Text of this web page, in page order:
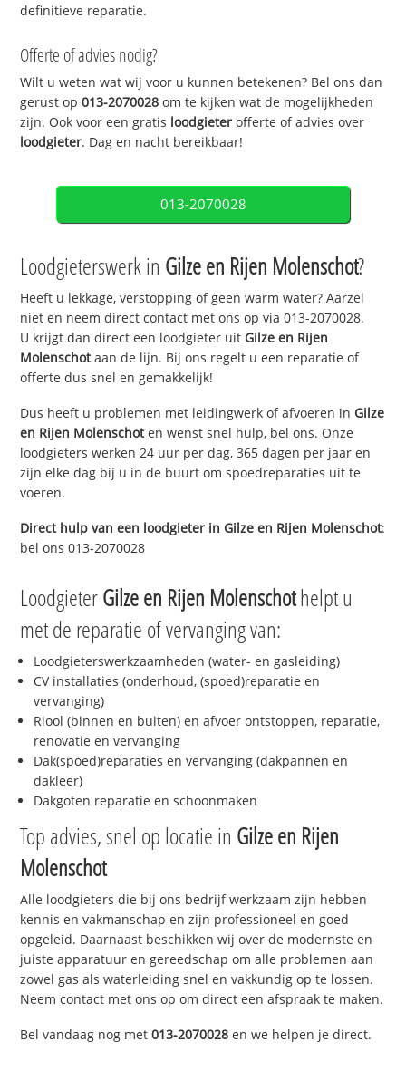
definitieve reparatie.
Offerte of advies nodig?
Wilt u weten wat wij voor u kunnen betekenen? Bel ons dan
gerust op013-2070028 om te kijken wat de mogelijkheden
zijn. Ook voor een gratis loodgieter offerte of advies over
loodgieter. Dag en nacht bereikbaar!
013-2070028
Loodgieterswerk in Gilze en Rijen Molenschot?
Heeft u lekkage, verstopping of geen warm water? Aarzel
niet en neem direct contact met ons op via 013-2070028.
U krijgt dan direct een loodgieter uit Gilze en Rijen
Molenschotaan de lijn. Bij ons regelt u een reparatie of
offerte dus snel en gemakkelijk!
Dus heeft u problemen met leidingwerk of afvoeren in Gilze
en Rijen Molenschoten wenst snel hulp, bel ons. Onze
loodgieters werken 24 uur per dag, 365 dagen per jaar en
zijn elke dag bij u in de buurt om spoedreparaties uit te
voeren.
Direct hulp van een loodgieter in Gilze en Rijen Molenschot:
bel ons 013-2070028
LoodgieterGilze en Rijen Molenschothelpt u
met de reparatie of vervanging van:
Loodgieterswerkzaamheden (water- en gasleiding)
CV installaties (onderhoud, (spoed)reparatie en
vervanging)
Riool (binnen en buiten) en afvoer ontstoppen, reparatie,
renovatie en vervanging
Dak(spoed)reparaties en vervanging (dakpannen en
dakleer)
Dakgoten reparatie en schoonmaken
Top advies, snel op locatie in Gilze en Rijen
Molenschot
Alle loodgieters die bij ons bedrijf werkzaam zijn hebben
kennis en vakmanschap en zijn professioneel en goed
opgeleid. Daarnaast beschikken wij over de modernste en
juiste apparatuur en gereedschap om alle problemen aan
zowel gas als waterleiding snel en vakkundig op te lossen.
Neem contact met ons op om direct een afspraak te maken.
Bel vandaag nog met013-2070028 en we helpen je direct.